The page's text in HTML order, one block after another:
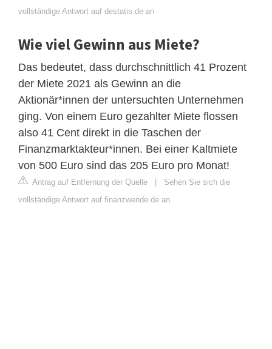
vollständige Antwort auf destatis.de an
Wie viel Gewinn aus Miete?
Das bedeutet, dass durchschnittlich 41 Prozent
der Miete 2021 als Gewinn an die
Aktionär*innen der untersuchten Unternehmen
ging. Von einem Euro gezahlter Miete flossen
also 41 Cent direkt in die Taschen der
Finanzmarktakteur*innen. Bei einer Kaltmiete
von 500 Euro sind das 205 Euro pro Monat!
Antrag auf Entfernung der Quelle | Sehen Sie sich die
vollständige Antwort auf finanzwende.de an